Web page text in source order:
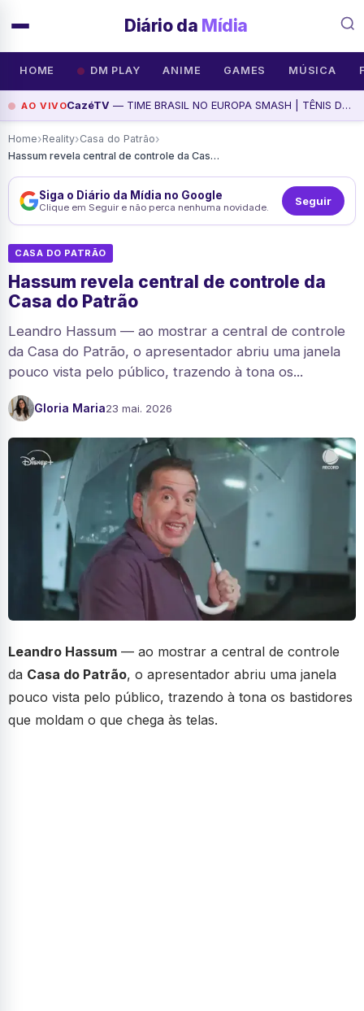
Diário da Mídia
HOME DM PLAY ANIME GAMES MÚSICA
AO VIVOCazéTV — TIME BRASIL NO EUROPA SMASH | TÊNIS DE MESA, assista agora
Home›Reality›Casa do Patrão›
Hassum revela central de controle da Casa do Patrão
Siga o Diário da Mídia no Google
Clique em Seguir e não perca nenhuma novidade. Seguir
CASA DO PATRÃO
Hassum revela central de controle da
Casa do Patrão
Leandro Hassum — ao mostrar a central de controle
da Casa do Patrão, o apresentador abriu uma janela
pouco vista pelo público, trazendo à tona os...
Gloria Maria23 mai. 2026
Leandro Hassum — ao mostrar a central de controle
da Casa do Patrão, o apresentador abriu uma janela
pouco vista pelo público, trazendo à tona os bastidores
que moldam o que chega às telas.